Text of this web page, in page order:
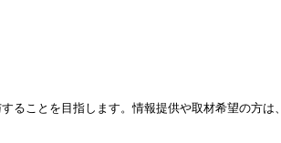
ることを目指します。情報提供や取材希望の方は、